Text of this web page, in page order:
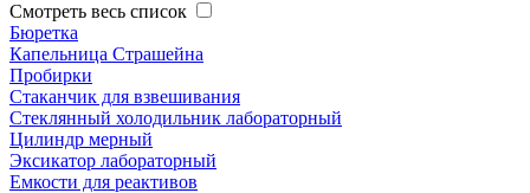
Смотреть весь список
Бюретка
Капельница Страшейна
Пробирки
Стаканчик для взвешивания
Стеклянный холодильник лабораторный
Цилиндр мерный
Эксикатор лабораторный
Емкости для реактивов